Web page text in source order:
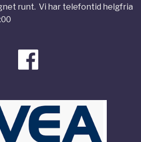
runt. Vi har telefontid helgfria